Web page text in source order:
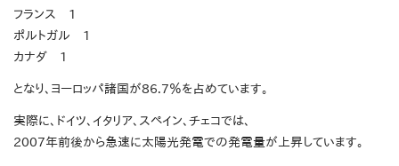
フランス 1
ポルトガル 1
カナダ 1
となり、ヨーロッパ諸国が86.7％を占めています。
実際に、ドイツ、イタリア、スペイン、チェコでは、
2007年前後から急速に太陽光発電での発電量が上昇しています。